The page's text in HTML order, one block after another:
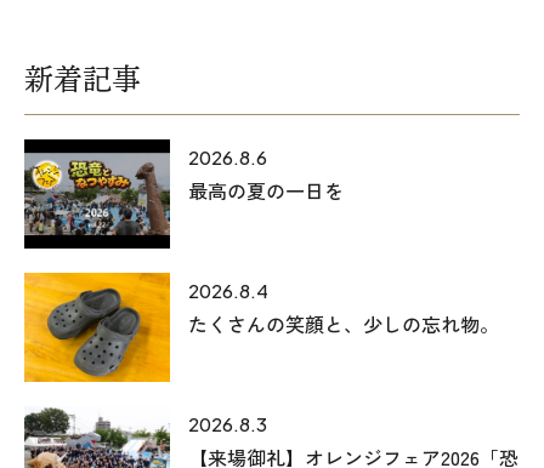
新着記事
2026.8.6
最高の夏の一日を
2026.8.4
たくさんの笑顔と、少しの忘れ物。
2026.8.3
【来場御礼】オレンジフェア2026「恐